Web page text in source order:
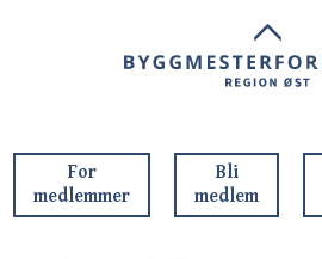
For
medlemmer
Bli
medlem